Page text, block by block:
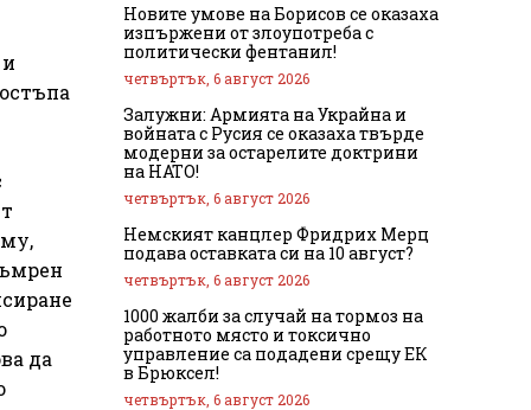
да
Новите умове на Борисов се оказаха
изпържени от злоупотреба с
политически фентанил!
четвъртък, 6 август 2026
Залужни: Армията на Украйна и
войната с Русия се оказаха твърде
модерни за остарелите доктрини
на НАТО!
четвъртък, 6 август 2026
Немският канцлер Фридрих Мерц
подава оставката си на 10 август?
четвъртък, 6 август 2026
1000 жалби за случай на тормоз на
работното място и токсично
управление са подадени срещу ЕК
в Брюксел!
четвъртък, 6 август 2026